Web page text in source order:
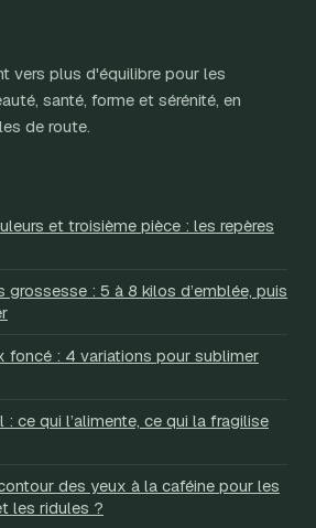
vers plus d'équilibre pour les
santé, forme et sérénité, en
de route.
et troisième pièce : les repères
grossesse : 5 à 8 kilos d’emblée, puis
foncé : 4 variations pour sublimer
ce qui l’alimente, ce qui la fragilise
des yeux à la caféine pour les
les ridules ?